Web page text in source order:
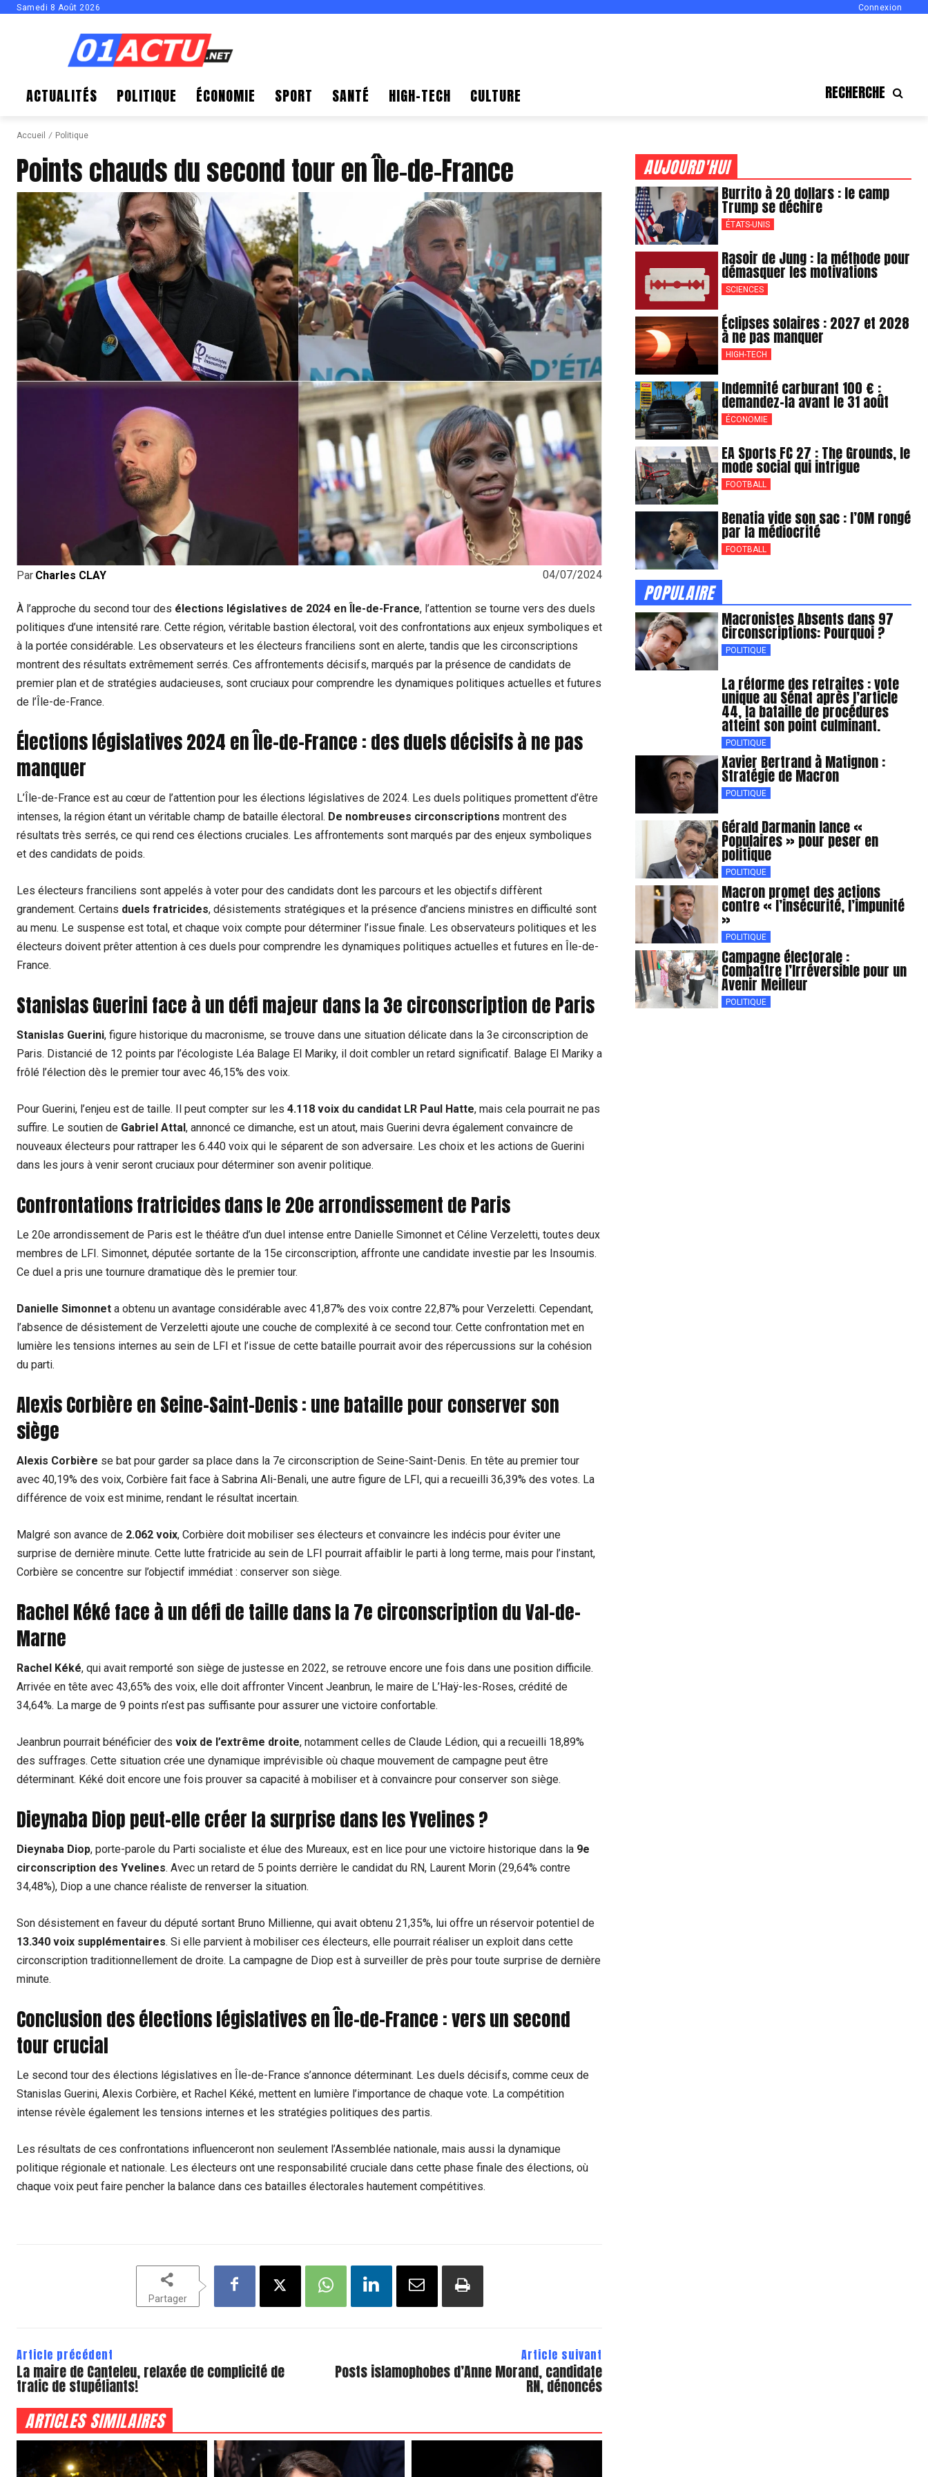
Samedi 8 Août 2026 Connexion
ACTUALITÉS POLITIQUE ÉCONOMIE SPORT SANTÉ HIGH-TECH CULTURE RECHERCHE
Accueil Politique
Points chauds du second tour en Île-de-France
04/07/2024
Par Charles CLAY
À l’approche du second tour des élections législatives de 2024 en Île-de-France, l’attention se tourne vers des duels
politiques d’une intensité rare. Cette région, véritable bastion électoral, voit des confrontations aux enjeux symboliques et
à la portée considérable. Les observateurs et les électeurs franciliens sont en alerte, tandis que les circonscriptions
montrent des résultats extrêmement serrés. Ces affrontements décisifs, marqués par la présence de candidats de
premier plan et de stratégies audacieuses, sont cruciaux pour comprendre les dynamiques politiques actuelles et futures
de l’Île-de-France.
Élections législatives 2024 en Île-de-France : des duels décisifs à ne pas
manquer
L’Île-de-France est au cœur de l’attention pour les élections législatives de 2024. Les duels politiques promettent d’être
intenses, la région étant un véritable champ de bataille électoral. De nombreuses circonscriptions montrent des
résultats très serrés, ce qui rend ces élections cruciales. Les affrontements sont marqués par des enjeux symboliques
et des candidats de poids.
Les électeurs franciliens sont appelés à voter pour des candidats dont les parcours et les objectifs diffèrent
grandement. Certains duels fratricides, désistements stratégiques et la présence d’anciens ministres en difficulté sont
au menu. Le suspense est total, et chaque voix compte pour déterminer l’issue finale. Les observateurs politiques et les
électeurs doivent prêter attention à ces duels pour comprendre les dynamiques politiques actuelles et futures en Île-de-
France.
Stanislas Guerini face à un défi majeur dans la 3e circonscription de Paris
Stanislas Guerini, figure historique du macronisme, se trouve dans une situation délicate dans la 3e circonscription de
Paris. Distancié de 12 points par l’écologiste Léa Balage El Mariky, il doit combler un retard significatif. Balage El Mariky a
frôlé l’élection dès le premier tour avec 46,15% des voix.
Pour Guerini, l’enjeu est de taille. Il peut compter sur les 4.118 voix du candidat LR Paul Hatte, mais cela pourrait ne pas
suffire. Le soutien de Gabriel Attal, annoncé ce dimanche, est un atout, mais Guerini devra également convaincre de
nouveaux électeurs pour rattraper les 6.440 voix qui le séparent de son adversaire. Les choix et les actions de Guerini
dans les jours à venir seront cruciaux pour déterminer son avenir politique.
Confrontations fratricides dans le 20e arrondissement de Paris
Le 20e arrondissement de Paris est le théâtre d’un duel intense entre Danielle Simonnet et Céline Verzeletti, toutes deux
membres de LFI. Simonnet, députée sortante de la 15e circonscription, affronte une candidate investie par les Insoumis.
Ce duel a pris une tournure dramatique dès le premier tour.
Danielle Simonnet a obtenu un avantage considérable avec 41,87% des voix contre 22,87% pour Verzeletti. Cependant,
l’absence de désistement de Verzeletti ajoute une couche de complexité à ce second tour. Cette confrontation met en
lumière les tensions internes au sein de LFI et l’issue de cette bataille pourrait avoir des répercussions sur la cohésion
du parti.
Alexis Corbière en Seine-Saint-Denis : une bataille pour conserver son
siège
Alexis Corbière se bat pour garder sa place dans la 7e circonscription de Seine-Saint-Denis. En tête au premier tour
avec 40,19% des voix, Corbière fait face à Sabrina Ali-Benali, une autre figure de LFI, qui a recueilli 36,39% des votes. La
différence de voix est minime, rendant le résultat incertain.
Malgré son avance de 2.062 voix, Corbière doit mobiliser ses électeurs et convaincre les indécis pour éviter une
surprise de dernière minute. Cette lutte fratricide au sein de LFI pourrait affaiblir le parti à long terme, mais pour l’instant,
Corbière se concentre sur l’objectif immédiat : conserver son siège.
Rachel Kéké face à un défi de taille dans la 7e circonscription du Val-de-
Marne
Rachel Kéké, qui avait remporté son siège de justesse en 2022, se retrouve encore une fois dans une position difficile.
Arrivée en tête avec 43,65% des voix, elle doit affronter Vincent Jeanbrun, le maire de L’Haÿ-les-Roses, crédité de
34,64%. La marge de 9 points n’est pas suffisante pour assurer une victoire confortable.
Jeanbrun pourrait bénéficier des voix de l’extrême droite, notamment celles de Claude Lédion, qui a recueilli 18,89%
des suffrages. Cette situation crée une dynamique imprévisible où chaque mouvement de campagne peut être
déterminant. Kéké doit encore une fois prouver sa capacité à mobiliser et à convaincre pour conserver son siège.
Dieynaba Diop peut-elle créer la surprise dans les Yvelines ?
Dieynaba Diop, porte-parole du Parti socialiste et élue des Mureaux, est en lice pour une victoire historique dans la 9e
circonscription des Yvelines. Avec un retard de 5 points derrière le candidat du RN, Laurent Morin (29,64% contre
34,48%), Diop a une chance réaliste de renverser la situation.
Son désistement en faveur du député sortant Bruno Millienne, qui avait obtenu 21,35%, lui offre un réservoir potentiel de
13.340 voix supplémentaires. Si elle parvient à mobiliser ces électeurs, elle pourrait réaliser un exploit dans cette
circonscription traditionnellement de droite. La campagne de Diop est à surveiller de près pour toute surprise de dernière
minute.
Conclusion des élections législatives en Île-de-France : vers un second
tour crucial
Le second tour des élections législatives en Île-de-France s’annonce déterminant. Les duels décisifs, comme ceux de
Stanislas Guerini, Alexis Corbière, et Rachel Kéké, mettent en lumière l’importance de chaque vote. La compétition
intense révèle également les tensions internes et les stratégies politiques des partis.
Les résultats de ces confrontations influenceront non seulement l’Assemblée nationale, mais aussi la dynamique
politique régionale et nationale. Les électeurs ont une responsabilité cruciale dans cette phase finale des élections, où
chaque voix peut faire pencher la balance dans ces batailles électorales hautement compétitives.
Partager
Article précédent
La maire de Canteleu, relaxée de complicité de
trafic de stupéfiants!
Article suivant
Posts islamophobes d’Anne Morand, candidate
RN, dénoncés
ARTICLES SIMILAIRES
AUJOURD'HUI
Burrito à 20 dollars : le camp
Trump se déchire
ÉTATS-UNIS
Rasoir de Jung : la méthode pour
démasquer les motivations
SCIENCES
Éclipses solaires : 2027 et 2028
à ne pas manquer
HIGH-TECH
Indemnité carburant 100 € :
demandez-la avant le 31 août
ÉCONOMIE
EA Sports FC 27 : The Grounds, le
mode social qui intrigue
FOOTBALL
Benatia vide son sac : l’OM rongé
par la médiocrité
FOOTBALL
POPULAIRE
Macronistes Absents dans 97
Circonscriptions: Pourquoi ?
POLITIQUE
La réforme des retraites : vote
unique au Sénat après l’article
44, la bataille de procédures
atteint son point culminant.
POLITIQUE
Xavier Bertrand à Matignon :
Stratégie de Macron
POLITIQUE
Gérald Darmanin lance «
Populaires » pour peser en
politique
POLITIQUE
Macron promet des actions
contre « l’insécurité, l’impunité
»
POLITIQUE
Campagne électorale :
Combattre l’Irréversible pour un
Avenir Meilleur
POLITIQUE